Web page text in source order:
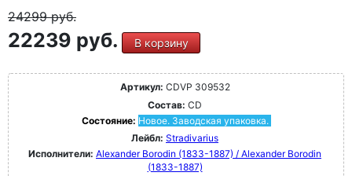
24299руб.
22239 руб. В корзину
Артикул: CDVP 309532
Состав: CD
Состояние: Новое. Заводская упаковка.
Лейбл: Stradivarius
Исполнители: Alexander Borodin (1833-1887) / Alexander Borodin
(1833-1887)